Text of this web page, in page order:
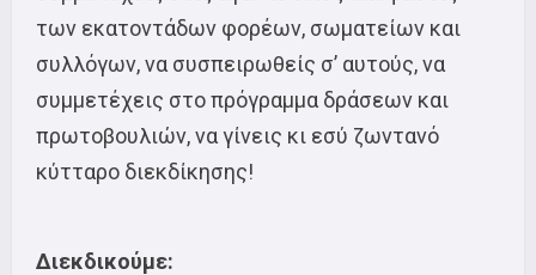
των εκατοντάδων φορέων, σωματείων και
συλλόγων, να συσπειρωθείς σ’ αυτούς, να
συμμετέχεις στο πρόγραμμα δράσεων και
πρωτοβουλιών, να γίνεις κι εσύ ζωντανό
κύτταρο διεκδίκησης!
Διεκδικούμε: